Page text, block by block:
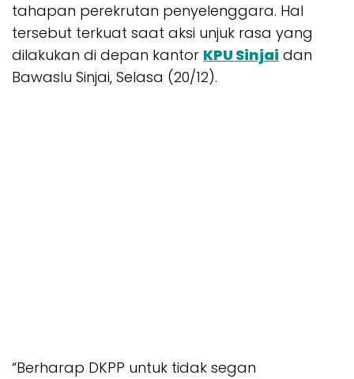
tahapan perekrutan penyelenggara. Hal
tersebut terkuat saat aksi unjuk rasa yang
dilakukan di depan kantor KPU Sinjai dan
Bawaslu Sinjai, Selasa (20/12).
“Berharap DKPP untuk tidak segan